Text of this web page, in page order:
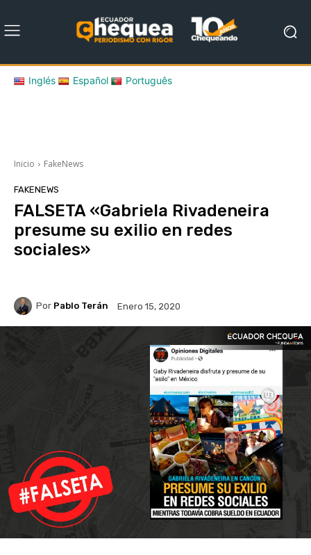
Inglés Español Português
Inicio FakeNews
FAKENEWS
FALSETA «Gabriela Rivadeneira
presume su exilio en redes
sociales»
Por Pablo Terán Enero 15, 2020